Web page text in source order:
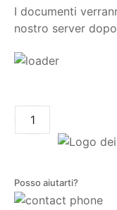
I documenti
nostro server
Posso aiutarti?